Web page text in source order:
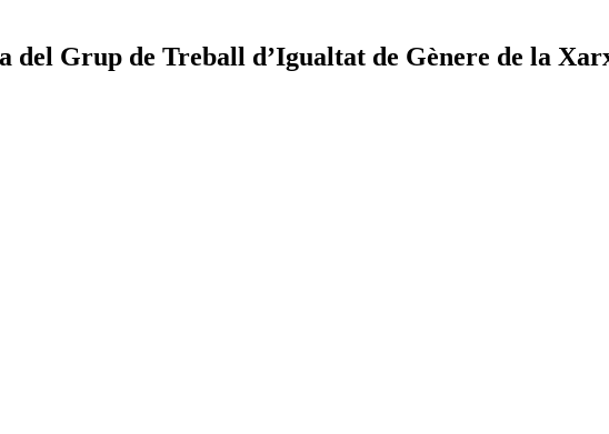
Grup de Treball d’Igualtat de Gènere de la